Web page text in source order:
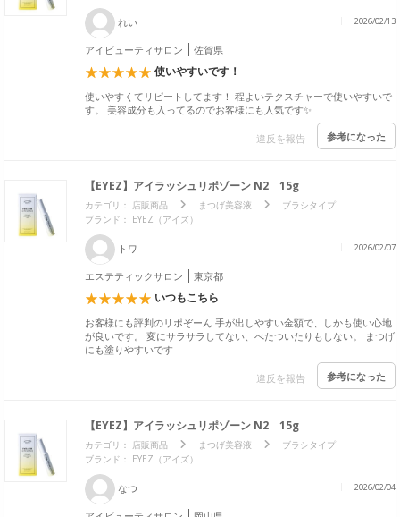
れい 2026/02/13
アイビューティサロン 佐賀県
使いやすいです！
使いやすくてリピートしてます！ 程よいテクスチャーで使いやすいで
す。 美容成分も入ってるのでお客様にも人気です✨
違反を報告 参考になった
【EYEZ】アイラッシュリポゾーン N2 15g
カテゴリ： 店販商品 まつげ美容液
ブラシタイプ
ブランド： EYEZ（アイズ）
トワ 2026/02/07
エステティックサロン 東京都
いつもこちら
お客様にも評判のリポぞーん 手が出しやすい金額で、しかも使い心地
が良いです。 変にサラサラしてない、べたついたりもしない。 まつげ
にも塗りやすいです
違反を報告 参考になった
【EYEZ】アイラッシュリポゾーン N2 15g
カテゴリ： 店販商品 まつげ美容液
ブラシタイプ
ブランド： EYEZ（アイズ）
なつ 2026/02/04